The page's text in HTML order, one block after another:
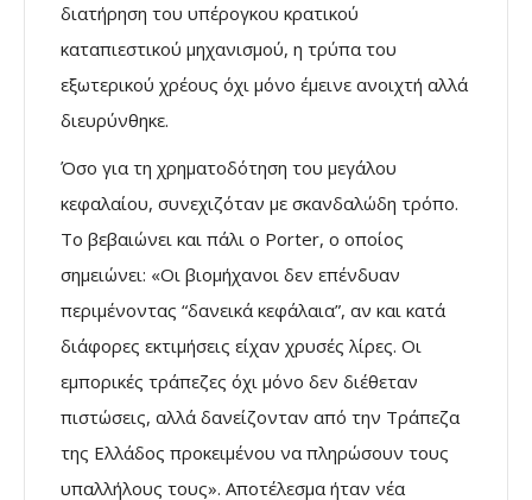
διατήρηση του υπέρογκου κρατικού
καταπιεστικού µηχανισµού, η τρύπα του
εξωτερικού χρέους όχι µόνο έµεινε ανοιχτή αλλά
διευρύνθηκε.
Όσο για τη χρηµατοδότηση του µεγάλου
κεφαλαίου, συνεχιζόταν µε σκανδαλώδη τρόπο.
Το βεβαιώνει και πάλι ο Porter, ο οποίος
σηµειώνει: «Οι βιοµήχανοι δεν επένδυαν
περιµένοντας “δανεικά κεφάλαια”, αν και κατά
διάφορες εκτιµήσεις είχαν χρυσές λίρες. Οι
εµπορικές τράπεζες όχι µόνο δεν διέθεταν
πιστώσεις, αλλά δανείζονταν από την Τράπεζα
της Ελλάδος προκειµένου να πληρώσουν τους
υπαλλήλους τους». Αποτέλεσµα ήταν νέα